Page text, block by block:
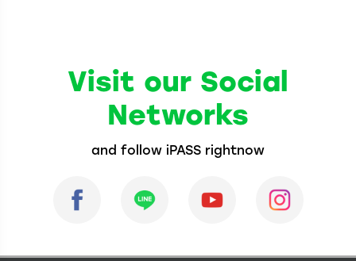
Visit our Social
Networks
and follow iPASS rightnow